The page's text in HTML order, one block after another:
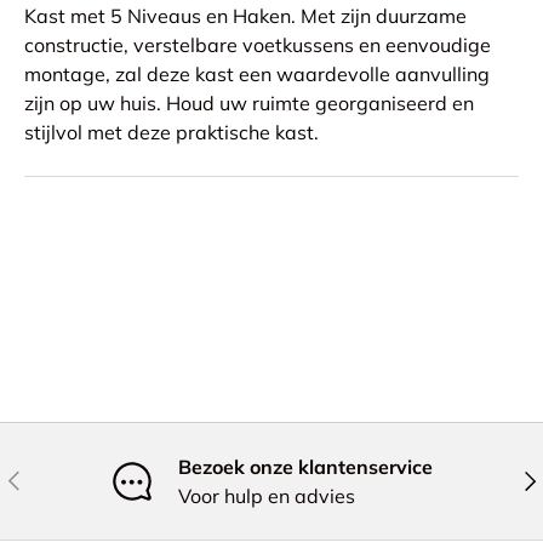
Kast met 5 Niveaus en Haken. Met zijn duurzame
constructie, verstelbare voetkussens en eenvoudige
montage, zal deze kast een waardevolle aanvulling
zijn op uw huis. Houd uw ruimte georganiseerd en
stijlvol met deze praktische kast.
Vorige
Bezoek onze klantenservice
Voor hulp en advies